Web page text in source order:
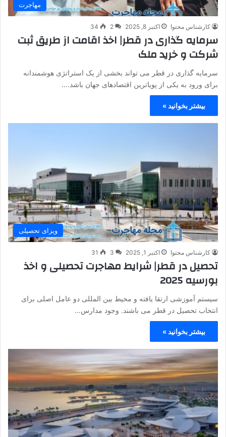
مهاجرت
کارشناس محتوا اکتبر 8, 2025 2
34
سرمایه گذاری در قطر| اخذ اقامت از طریق ثبت
شرکت و خرید ملک
سرمایه گذاری در قطر می تواند بخشی از یک استراتژی هوشمندانه
برای ورود به یکی از پویاترین اقتصادهای جهان باشد.…
بیشتر بخوانید »
ویزای تحصیلی
کارشناس محتوا اکتبر 1, 2025 3
31
تحصیل در قطر| شرایط مهاجرت تحصیلی و اخذ
بورسیه 2025
سیستم آموزشی ارتقا یافته و محیط بین المللی دو عامل اصلی برای
انتخاب تحصیل در قطر می باشند. وجود مدارس…
بیشتر بخوانید »